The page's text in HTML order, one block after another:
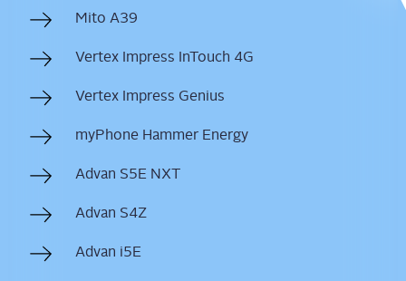
Mito A39
Ver­tex Impress InTouch 4G
Ver­tex Impress Genius
myPho­ne Ham­mer Energy
Advan S5E NXT
Advan S4Z
Advan i5E